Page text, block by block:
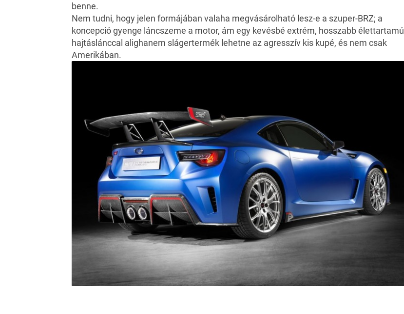
benne.
Nem tudni, hogy jelen formájában valaha megvásárolható lesz-e a szuper-BRZ; a
koncepció gyenge láncszeme a motor, ám egy kevésbé extrém, hosszabb élettartamú
hajtáslánccal alighanem slágertermék lehetne az agresszív kis kupé, és nem csak
Amerikában.